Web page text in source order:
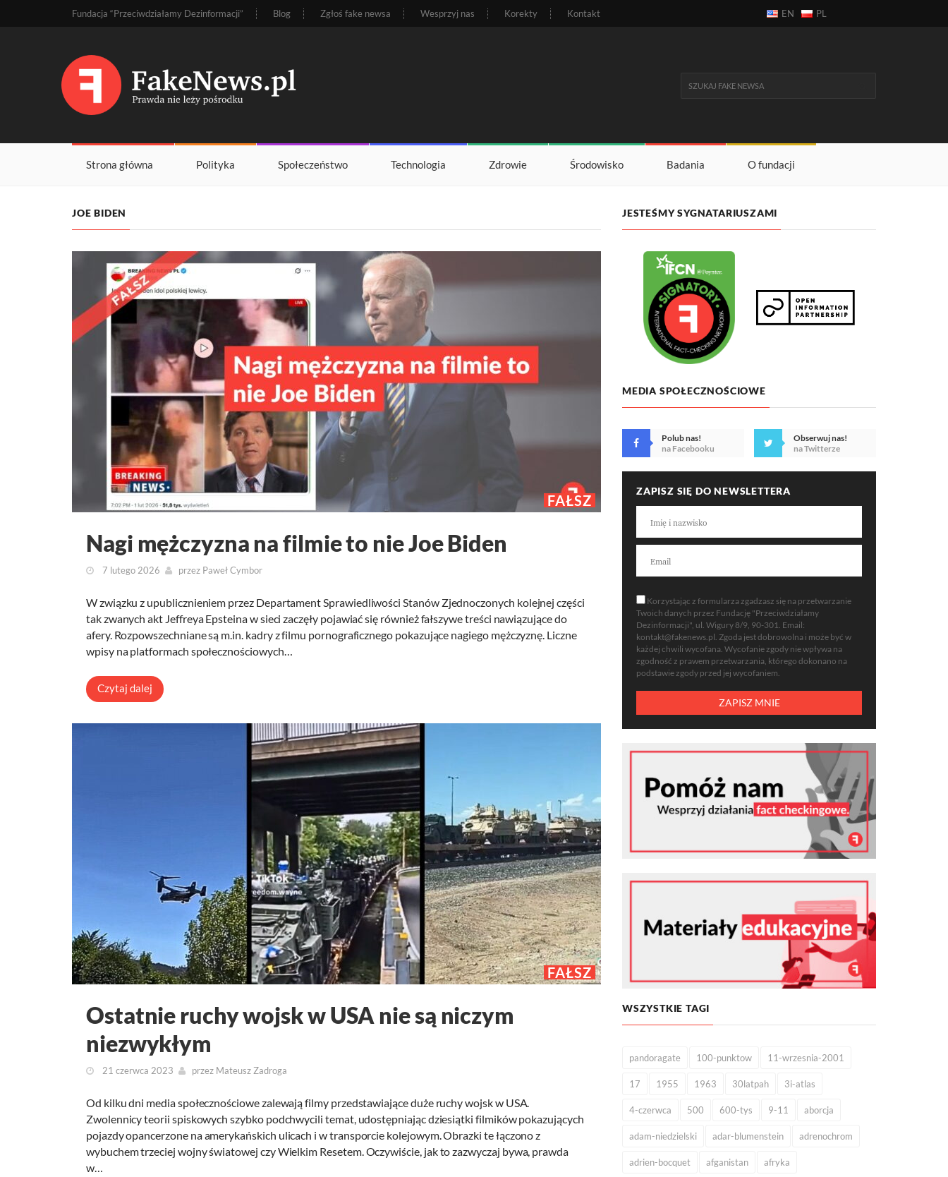
Fundacja “Przeciwdziałamy Dezinformacji” Blog Zgłoś fake newsa Wesprzyj nas Korekty Kontakt EN PL
Strona główna Polityka Społeczeństwo Technologia Zdrowie Środowisko Badania O fundacji
JOE BIDEN
FAŁSZ
Nagi mężczyzna na filmie to nie Joe Biden
7 lutego 2026 przez Paweł Cymbor
W związku z upublicznieniem przez Departament Sprawiedliwości Stanów Zjednoczonych kolejnej części
tak zwanych akt Jeffreya Epsteina w sieci zaczęły pojawiać się również fałszywe treści nawiązujące do
afery. Rozpowszechniane są m.in. kadry z filmu pornograficznego pokazujące nagiego mężczyznę. Liczne
wpisy na platformach społecznościowych…
Czytaj dalej
FAŁSZ
Ostatnie ruchy wojsk w USA nie są niczym
niezwykłym
21 czerwca 2023 przez Mateusz Zadroga
Od kilku dni media społecznościowe zalewają filmy przedstawiające duże ruchy wojsk w USA.
Zwolennicy teorii spiskowych szybko podchwycili temat, udostępniając dziesiątki filmików pokazujących
pojazdy opancerzone na amerykańskich ulicach i w transporcie kolejowym. Obrazki te łączono z
wybuchem trzeciej wojny światowej czy Wielkim Resetem. Oczywiście, jak to zazwyczaj bywa, prawda
w…
JESTEŚMY SYGNATARIUSZAMI
MEDIA SPOŁECZNOŚCIOWE
Polub nas!
na Facebooku
Obserwuj nas!
na Twitterze
ZAPISZ SIĘ DO NEWSLETTERA
Korzystając z formularza zgadzasz się na przetwarzanie
Twoich danych przez Fundację "Przeciwdziałamy
Dezinformacji", ul. Wigury 8/9, 90-301. Email:
kontakt@fakenews.pl. Zgoda jest dobrowolna i może być w
każdej chwili wycofana. Wycofanie zgody nie wpływa na
zgodność z prawem przetwarzania, którego dokonano na
podstawie zgody przed jej wycofaniem.
WSZYSTKIE TAGI
pandoragate 100-punktow 11-wrzesnia-2001
17 1955 1963 30latpah 3i-atlas
4-czerwca 500 600-tys 9-11 aborcja
adam-niedzielski adar-blumenstein adrenochrom
adrien-bocquet afganistan afryka